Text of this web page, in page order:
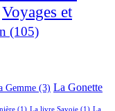
Voyages et
(105)
Gemme (3) La Gonette
(1) La livre Savoie (1) La